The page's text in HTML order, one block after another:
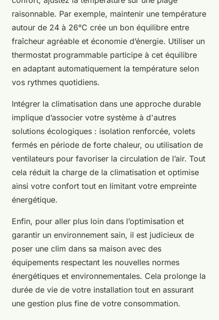
raisonnable. Par exemple, maintenir une température
autour de 24 à 26°C crée un bon équilibre entre
fraîcheur agréable et économie d’énergie. Utiliser un
thermostat programmable participe à cet équilibre
en adaptant automatiquement la température selon
vos rythmes quotidiens.
Intégrer la climatisation dans une approche durable
implique d’associer votre système à d'autres
solutions écologiques : isolation renforcée, volets
fermés en période de forte chaleur, ou utilisation de
ventilateurs pour favoriser la circulation de l’air. Tout
cela réduit la charge de la climatisation et optimise
ainsi votre confort tout en limitant votre empreinte
énergétique.
Enfin, pour aller plus loin dans l’optimisation et
garantir un environnement sain, il est judicieux de
poser une clim dans sa maison avec des
équipements respectant les nouvelles normes
énergétiques et environnementales. Cela prolonge la
durée de vie de votre installation tout en assurant
une gestion plus fine de votre consommation.